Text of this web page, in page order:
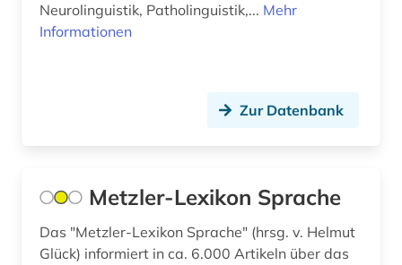
minderheitensprache (2)
namenkunde (1)
naturwissenschaft (1)
Neurolinguistik, Patholinguistik,... Mehr
Informationen
Zur Datenbank
Metzler-Lexikon Sprache
Das "Metzler-Lexikon Sprache" (hrsg. v. Helmut
Glück) informiert in ca. 6.000 Artikeln über das